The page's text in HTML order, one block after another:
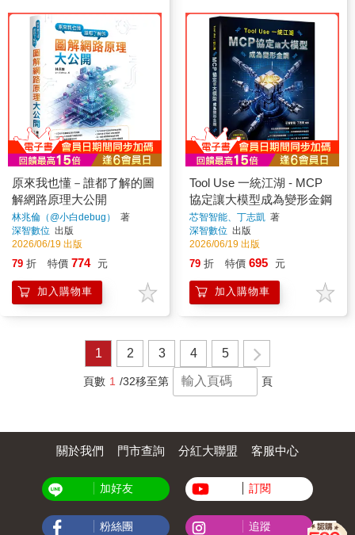
原來我也懂－誰都了解的圖
解網路原理大公開
林兆倫（@小白debug）
著
深智數位 出版
2026/06/19 出版
79 折 特價 774 元
加入購物車
Tool Use 一統江湖 - MCP
協定讓大模型成為變形金鋼
芯智智能、丁志凱 著
深智數位 出版
2026/06/19 出版
79 折 特價 695 元
加入購物車
1 2 3 4 5
頁數 1 /32移至第 頁
關於我們 門市查詢 分紅大聯盟 客服中心
加好友 訂閱
粉絲團 追蹤